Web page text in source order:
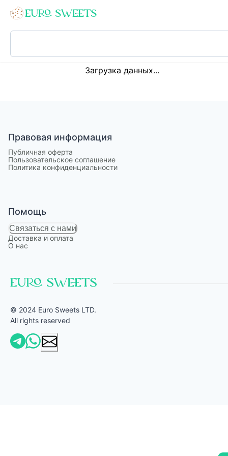
Loading...
Загрузка данных...
Правовая информация
Публичная оферта
Пользовательское соглашение
Политика конфиденциальности
Помощь
Связаться с нами
Доставка и оплата
О нас
© 2024 Euro Sweets LTD.
All rights reserved